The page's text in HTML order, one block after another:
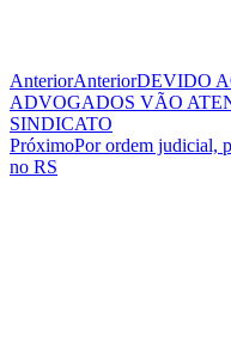
AnteriorAnteriorDEVIDO
ADVOGADOS VÃO
SINDICATO
PróximoPor ordem judicial,
no RS